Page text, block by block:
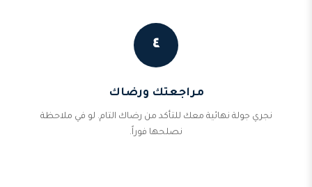
٤
مراجعتك ورضاك
نجري جولة نهائية معك للتأكد من رضاك التام. لو في ملاحظة
نصلحها فوراً.